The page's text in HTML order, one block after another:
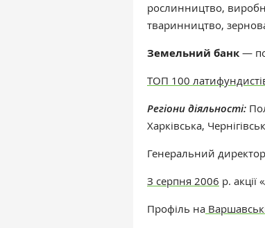
рослинництво,
тваринництво,
Земельний банк —
ТОП 100
Регіони діяльності:
Харківська,
Генеральний
З серпня 2006 р.
Профіль на